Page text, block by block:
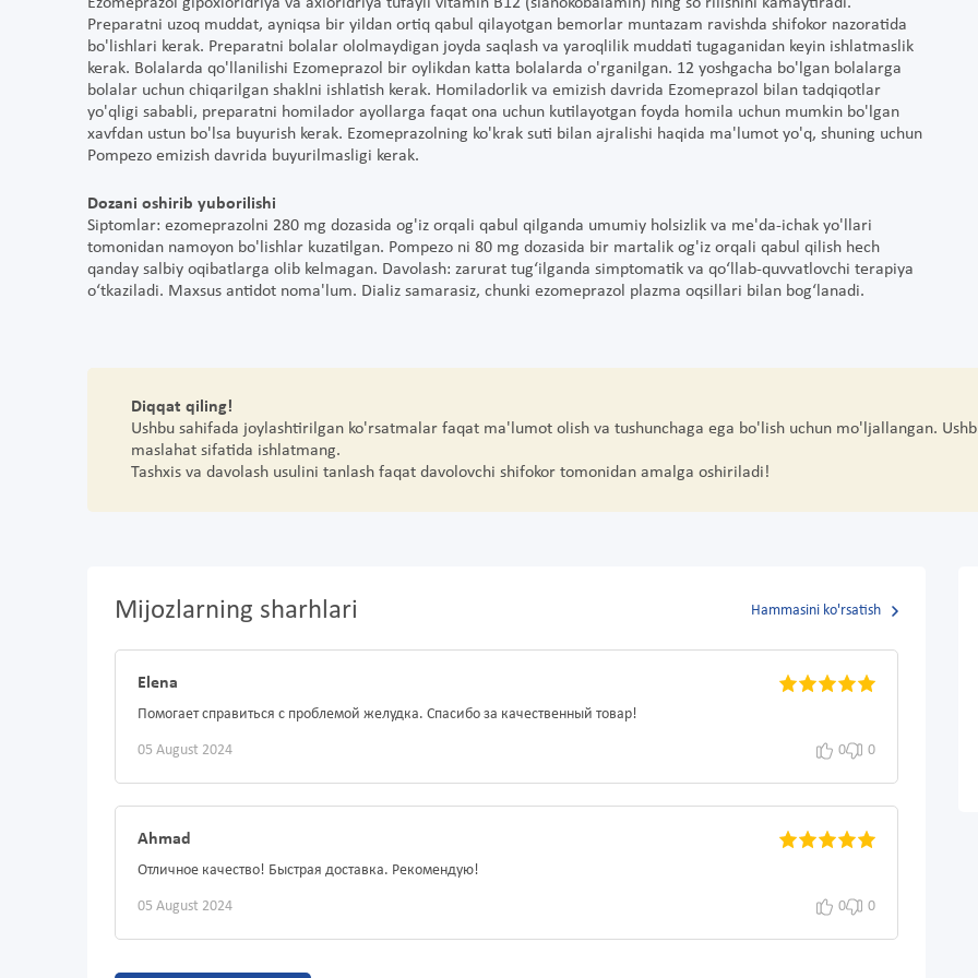
Ezomeprazol gipoxloridriya va axloridriya tufayli vitamin B12 (sianokobalamin) ning so'rilishini kamaytiradi.
Preparatni uzoq muddat, ayniqsa bir yildan ortiq qabul qilayotgan bemorlar muntazam ravishda shifokor nazoratida
bo'lishlari kerak. Preparatni bolalar ololmaydigan joyda saqlash va yaroqlilik muddati tugaganidan keyin ishlatmaslik
kerak. Bolalarda qo'llanilishi Ezomeprazol bir oylikdan katta bolalarda o'rganilgan. 12 yoshgacha bo'lgan bolalarga
bolalar uchun chiqarilgan shaklni ishlatish kerak. Homiladorlik va emizish davrida Ezomeprazol bilan tadqiqotlar
yo'qligi sababli, preparatni homilador ayollarga faqat ona uchun kutilayotgan foyda homila uchun mumkin bo'lgan
xavfdan ustun bo'lsa buyurish kerak. Ezomeprazolning ko'krak suti bilan ajralishi haqida ma'lumot yo'q, shuning uchun
Pompezo emizish davrida buyurilmasligi kerak.
Dozani oshirib yuborilishi
Siptomlar: ezomeprazolni 280 mg dozasida og'iz orqali qabul qilganda umumiy holsizlik va me'da-ichak yo'llari
tomonidan namoyon bo'lishlar kuzatilgan. Pompezo ni 80 mg dozasida bir martalik og'iz orqali qabul qilish hech
qanday salbiy oqibatlarga olib kelmagan. Davolash: zarurat tug‘ilganda simptomatik va qo‘llab-quvvatlovchi terapiya
o‘tkaziladi. Maxsus antidot noma'lum. Dializ samarasiz, chunki ezomeprazol plazma oqsillari bilan bog‘lanadi.
Diqqat qiling!
Ushbu sahifada joylashtirilgan ko'rsatmalar faqat ma'lumot olish va tushunchaga ega bo'lish uchun mo'ljallangan.
maslahat sifatida ishlatmang.
Tashxis va davolash usulini tanlash faqat davolovchi shifokor tomonidan amalga oshiriladi!
Mijozlarning sharhlari Hammasini ko'rsatish
Elena
Помогает справиться с проблемой желудка. Спасибо за качественный товар!
05 August 2024 0 0
Ahmad
Отличное качество! Быстрая доставка. Рекомендую!
05 August 2024 0 0